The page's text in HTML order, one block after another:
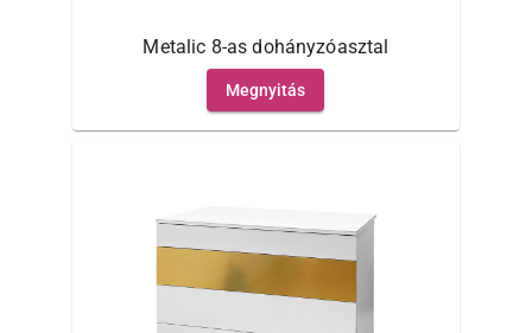
Metalic 8-as dohányzóasztal
Megnyitás